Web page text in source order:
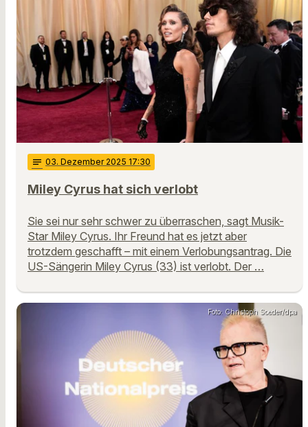
notes 03. Dezember 2025 17:30
Miley Cyrus hat sich verlobt
Sie sei nur sehr schwer zu überraschen, sagt Musik-
Star Miley Cyrus. Ihr Freund hat es jetzt aber
trotzdem geschafft – mit einem Verlobungsantrag. Die
US-Sängerin Miley Cyrus (33) ist verlobt. Der …
Foto: Christoph Soeder/dpa